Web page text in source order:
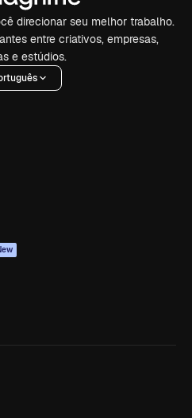
direcionar seu melhor trabalho.
entre criativos, empresas,
e estúdios.